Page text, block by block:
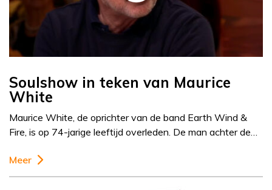
Soulshow in teken van Maurice
White
Maurice White, de oprichter van de band Earth Wind &
Fire, is op 74-jarige leeftijd overleden. De man achter de…
Meer